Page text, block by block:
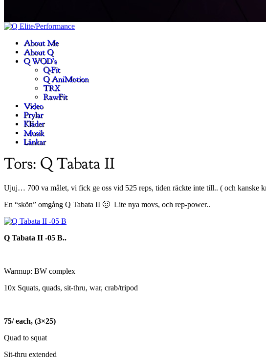
Ujuj… 700 va målet, vi fick ge oss vid 525 reps, tiden räckte inte till.. ( och kanske
En “skön” omgång Q Tabata II 🙂 Lite nya movs, och rep-power..
Q Tabata II -05 B..
Warmup: BW complex
10x Squats, quads, sit-thru, war, crab/tripod
75/ each, (3×25)
Quad to squat
Sit-thru extended